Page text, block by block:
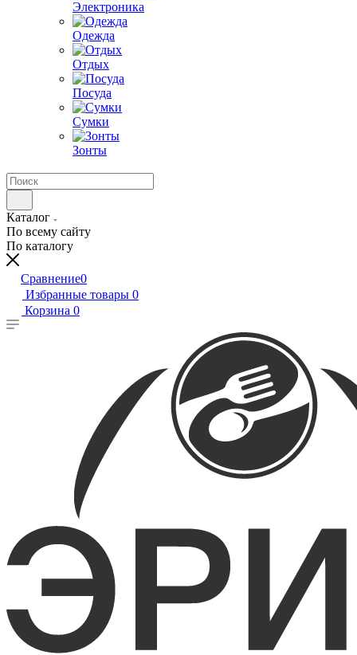
Электроника
Одежда
Отдых
Посуда
Сумки
Зонты
Каталог
По всему сайту
По каталогу
Сравнение0
Избранные товары 0
Корзина 0